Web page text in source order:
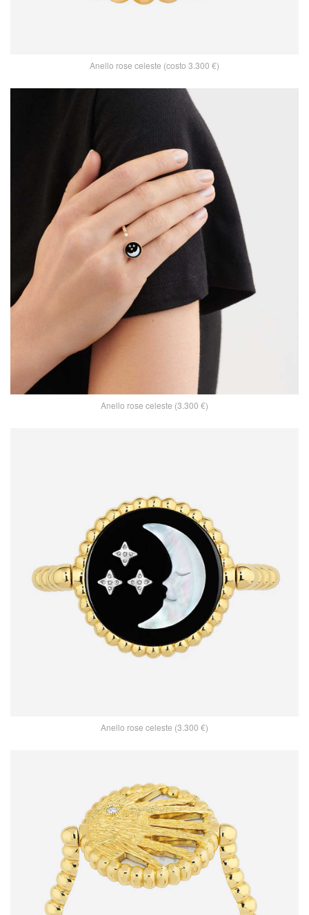
Anello rose celeste (costo 3.300 €)
Anello rose celeste (3.300 €)
Anello rose celeste (3.300 €)